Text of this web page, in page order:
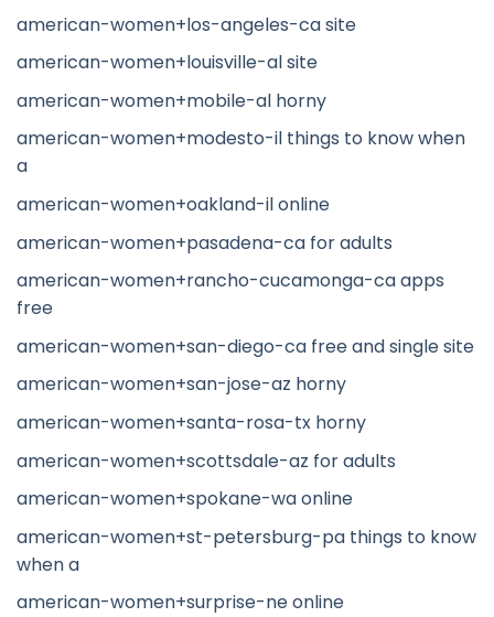
american-women+los-angeles-ca site
american-women+louisville-al site
american-women+mobile-al horny
american-women+modesto-il things to know when
a
american-women+oakland-il online
american-women+pasadena-ca for adults
american-women+rancho-cucamonga-ca apps
free
american-women+san-diego-ca free and single site
american-women+san-jose-az horny
american-women+santa-rosa-tx horny
american-women+scottsdale-az for adults
american-women+spokane-wa online
american-women+st-petersburg-pa things to know
when a
american-women+surprise-ne online